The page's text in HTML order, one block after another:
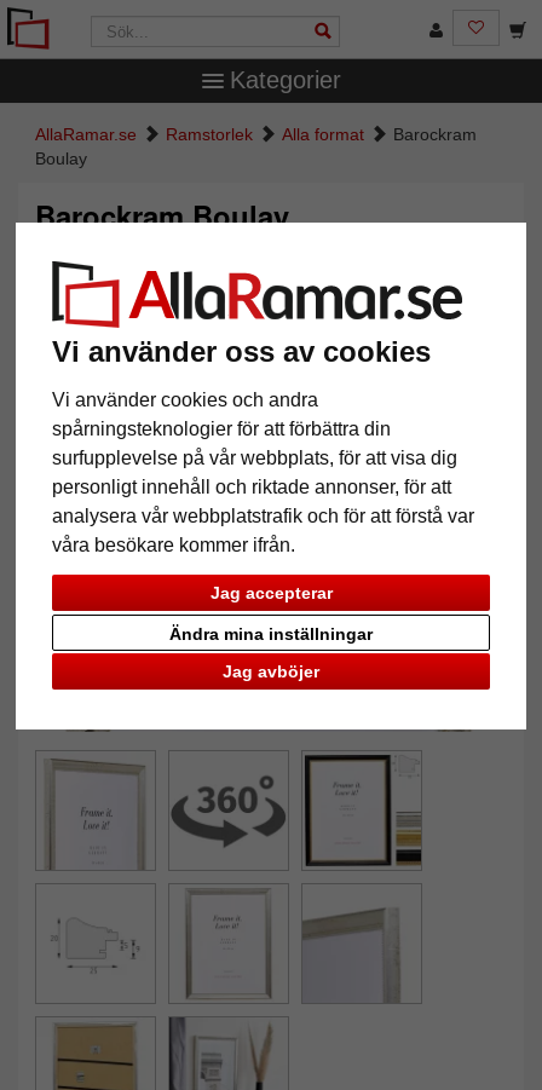
Vi använder oss av cookies
Vi använder cookies och andra
spårningsteknologier för att förbättra din
surfupplevelse på vår webbplats, för att visa dig
personligt innehåll och riktade annonser, för att
analysera vår webbplatstrafik och för att förstå var
våra besökare kommer ifrån.
Jag accepterar
Jag avböjer
Ändra mina inställningar
Kategorier
AllaRamar.se Ramstorlek Alla format
Barockram
Boulay
Barockram Boulay
Tillbaka